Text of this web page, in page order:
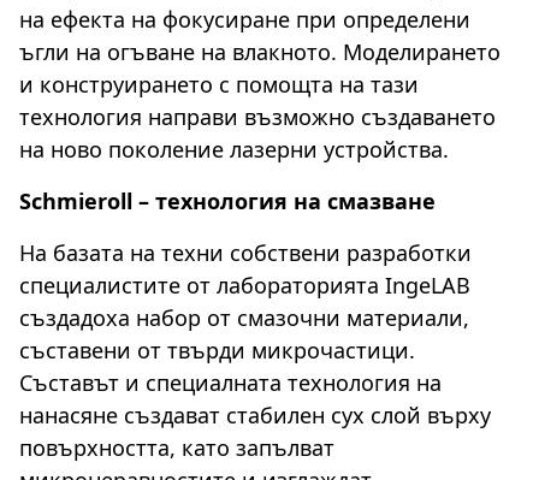
на ефекта на фокусиране при определени
ъгли на огъване на влакното. Моделирането
и конструирането с помощта на тази
технология направи възможно създаването
на ново поколение лазерни устройства.
Schmieroll – технология на смазване
На базата на техни собствени разработки
специалистите от лабораторията IngeLAB
създадоха набор от смазочни материали,
съставени от твърди микрочастици.
Съставът и специалната технология на
нанасяне създават стабилен сух слой върху
повърхността, като запълват